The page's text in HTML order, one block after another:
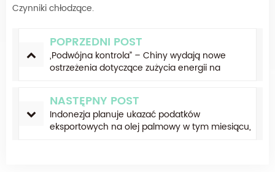
Czynniki chłodzące.
POPRZEDNI POST
„Podwójna kontrola” – Chiny wydają nowe
ostrzeżenia dotyczące zużycia energii na
NASTĘPNY POST
Indonezja planuje ukazać podatków
eksportowych na olej palmowy w tym miesiącu,